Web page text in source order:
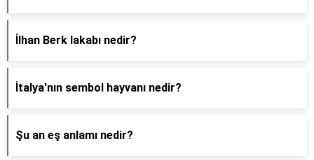
İlhan Berk lakabı nedir?
İtalya'nın sembol hayvanı nedir?
Şu an eş anlamı nedir?